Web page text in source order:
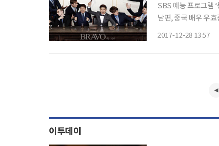
SBS 예능 프로그램
남편, 중국 배우 우
2017-12-28 13:57
이투데이